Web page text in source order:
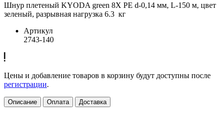
Шнур плетеный KYODA green 8X PE d-0,14 мм, L-150 м, цвет
зеленый, разрывная нагрузка 6.3 кг
Артикул
2743-140
Цены и добавление товаров в корзину будут доступны после
регистрации.
Описание Оплата Доставка